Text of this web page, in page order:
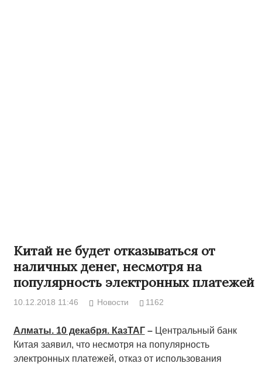
Китай не будет отказываться от
наличных денег, несмотря на
популярность электронных платежей
10.12.2018 11:46 Новости 1162
Алматы. 10 декабря. КазТАГ–Центральный банк
Китая заявил, что несмотря на популярность
электронных платежей, отказ от использования